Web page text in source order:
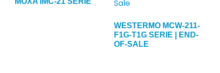
WESTERMO MCW-211-
F1G-T1G SERIE | END-
OF-SALE